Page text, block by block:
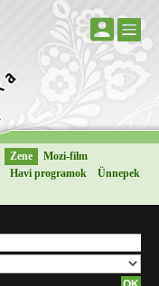
Zene
Mozi-film
Havi programok
Ünnepek